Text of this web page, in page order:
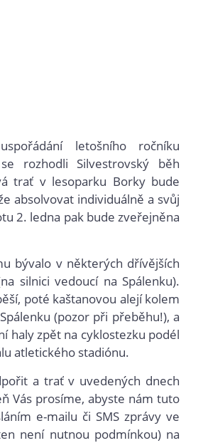
letošního ročníku
rozhodli Silvestrovský běh
trať v lesoparku Borky bude
absolvovat individuálně a svůj
2. ledna pak bude zveřejněna
bývalo v některých dřívějších
silnici vedoucí na Spálenku).
poté kaštanovou alejí kolem
(pozor při přeběhu!), a
haly zpět na cyklostezku podél
atletického stadiónu.
a trať v uvedených dnech
Vás prosíme, abyste nám tuto
e-mailu či SMS zprávy ve
není nutnou podmínkou) na